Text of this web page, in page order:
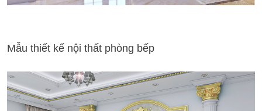
Mẫu thiết kế nội thất phòng bếp